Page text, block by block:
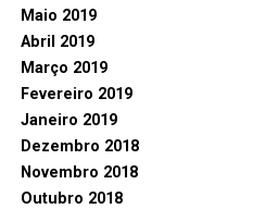
Maio 2019
Abril 2019
Março 2019
Fevereiro 2019
Janeiro 2019
Dezembro 2018
Novembro 2018
Outubro 2018